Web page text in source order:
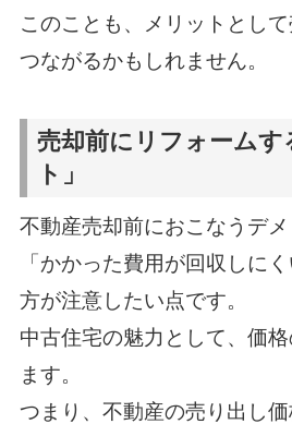
このことも、メリットとし
つながるかもしれません。
売却前にリフォームす
ト」
不動産売却前におこなうデメ
「かかった費用が回収しに
方が注意したい点です。
中古住宅の魅力として、価
ます。
つまり、不動産の売り出し